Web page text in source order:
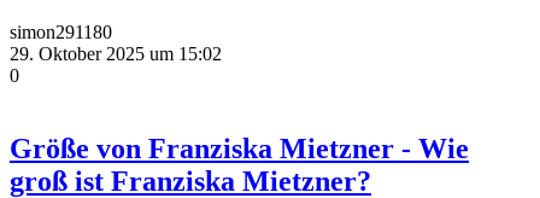
simon291180
29. Oktober 2025 um 15:02
0
Größe von Franziska Mietzner - Wie
groß ist Franziska Mietzner?